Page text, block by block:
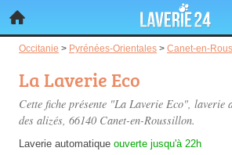
Occitanie > Pyrénées-Orientales > Canet-en-
La Laverie Eco
Cette fiche présente "La Laverie Eco", laverie
des alizés, 66140 Canet-en-Roussillon.
Laverie automatique ouverte jusqu'à 22h